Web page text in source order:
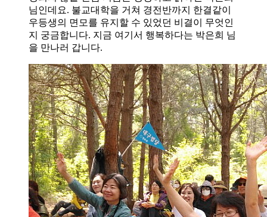
님인데요. 불교대학을 거쳐 경전반까지 한결같이
우등생의 면모를 유지할 수 있었던 비결이 무엇인
지 궁금합니다. 지금 여기서 행복하다는 박은희 님
을 만나러 갑니다.